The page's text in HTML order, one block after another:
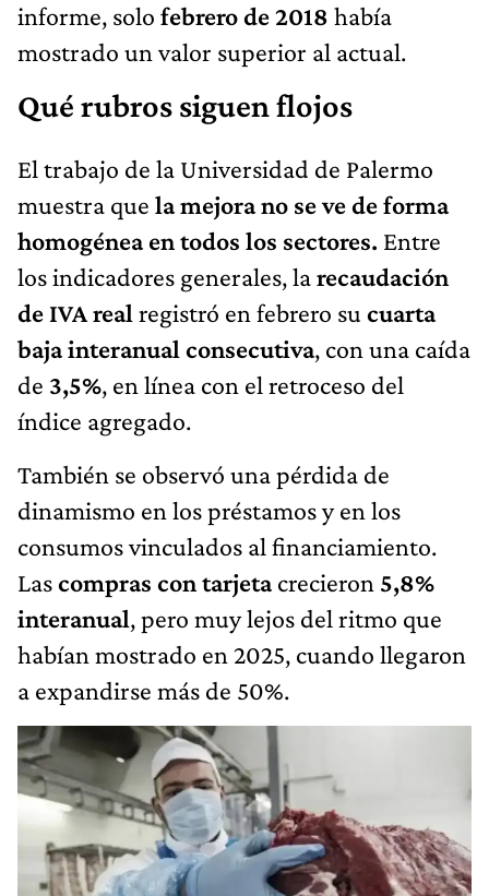
informe, solo febrero de 2018 había
mostrado un valor superior al actual.
Qué rubros siguen flojos
El trabajo de la Universidad de Palermo
muestra que la mejora no se ve de forma
homogénea en todos los sectores. Entre
los indicadores generales, larecaudación
de IVA real registró en febrero su cuarta
baja interanual consecutiva, con una caída
de 3,5%, en línea con el retroceso del
índice agregado.
También se observó una pérdida de
dinamismo en los préstamos y en los
consumos vinculados al financiamiento.
Lascompras con tarjetacrecieron 5,8%
interanual, pero muy lejos del ritmo que
habían mostrado en 2025, cuando llegaron
a expandirse más de 50%.